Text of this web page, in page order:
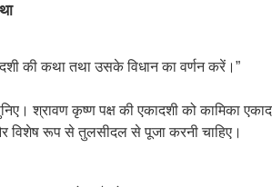
की कथा तथा उसके विधान का वर्णन करें।”
श्रावण कृष्ण पक्ष की एकादशी को कामिका
विशेष रूप से तुलसीदल से पूजा करनी चाहिए।